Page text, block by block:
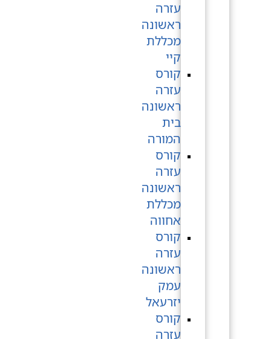
עזרה
ראשונה
מכללת
קיי
קורס
עזרה
ראשונה
בית
המורה
קורס
עזרה
ראשונה
מכללת
אחווה
קורס
עזרה
ראשונה
עמק
יזרעאל
קורס
עזרה